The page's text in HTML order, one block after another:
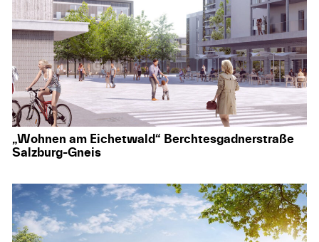
„Wohnen am Eichetwald“ Berchtesgadnerstraße
Salzburg-Gneis